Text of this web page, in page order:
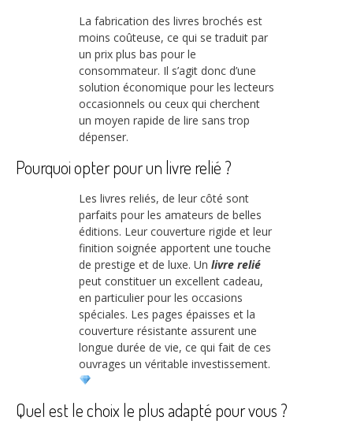
La fabrication des livres brochés est
moins coûteuse, ce qui se traduit par
un prix plus bas pour le
consommateur. Il s’agit donc d’une
solution économique pour les lecteurs
occasionnels ou ceux qui cherchent
un moyen rapide de lire sans trop
dépenser.
Pourquoi opter pour un livre relié ?
Les livres reliés, de leur côté sont
parfaits pour les amateurs de belles
éditions. Leur couverture rigide et leur
finition soignée apportent une touche
de prestige et de luxe. Un livre relié
peut constituer un excellent cadeau,
en particulier pour les occasions
spéciales. Les pages épaisses et la
couverture résistante assurent une
longue durée de vie, ce qui fait de ces
ouvrages un véritable investissement.
Quel est le choix le plus adapté pour vous ?